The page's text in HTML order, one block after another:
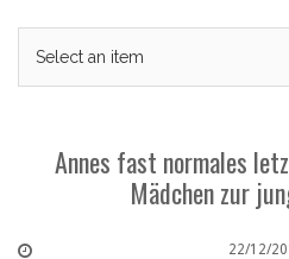
Annes fast normales
Mädchen zur
22/12/